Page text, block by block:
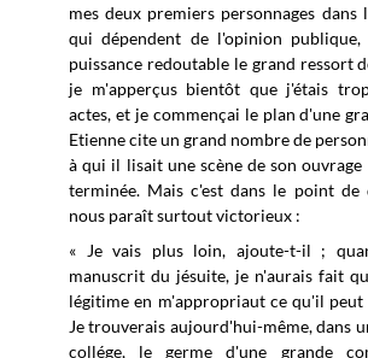
mes deux premiers personnages dans
qui dépendent de l'opinion
puissance redoutable le grand ressort
je m'apperçus bientôt que j'étais
actes, et je commençai le plan d'une
Etienne cite un grand nombre de
à qui il lisait une scène de son
terminée. Mais c'est dans le point de
nous paraît surtout victorieux :
« Je vais plus loin, ajoute-t-il ;
manuscrit du jésuite, je n'aurais fait
légitime en m'appropriaut ce qu'il peut
Je trouverais aujourd'hui-même, dans
collége, le germe d'une grande